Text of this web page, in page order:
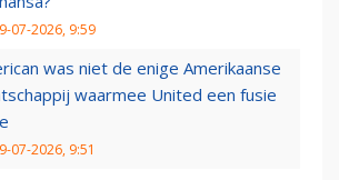
07-2026, 9:59
was niet de enige Amerikaanse
waarmee United een fusie
07-2026, 9:51